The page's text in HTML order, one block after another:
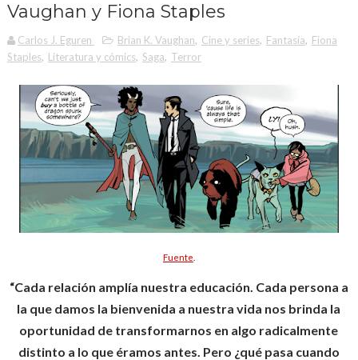
Vaughan y Fiona Staples
Carlos J. Eguren Brian K. Vaughan, Cine y series, Fantasía, Fiona
Staples, Literatura y cómics, Saga, Terror
Fuente
“Cada relación amplía nuestra educación. Cada persona a
la que damos la bienvenida a nuestra vida nos brinda la
oportunidad de transformarnos en algo radicalmente
distinto a lo que éramos antes. Pero ¿qué pasa cuando